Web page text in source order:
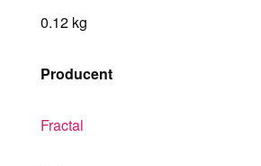
0.12 kg
Producent
Fractal